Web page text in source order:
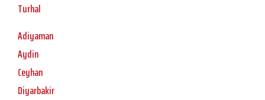
Turhal
Adiyaman
Aydin
Ceyhan
Diyarbakir